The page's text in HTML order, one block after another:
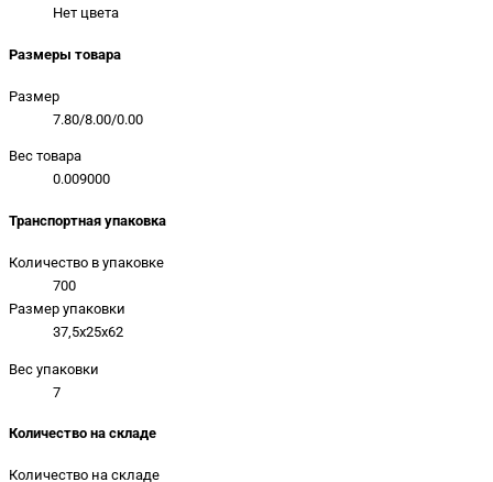
Нет цвета
Размеры товара
Размер
7.80/8.00/0.00
Вес товара
0.009000
Транспортная упаковка
Количество в упаковке
700
Размер упаковки
37,5x25x62
Вес упаковки
7
Количество на складе
Количество на складе